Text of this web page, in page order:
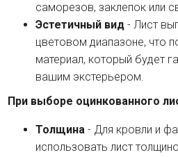
саморезов, заклепок или
Эстетичный вид - Лист
цветовом диапазоне, что
материал, который будет
вашим экстерьером.
При выборе оцинкованного
Толщина - Для кровли и
использовать лист